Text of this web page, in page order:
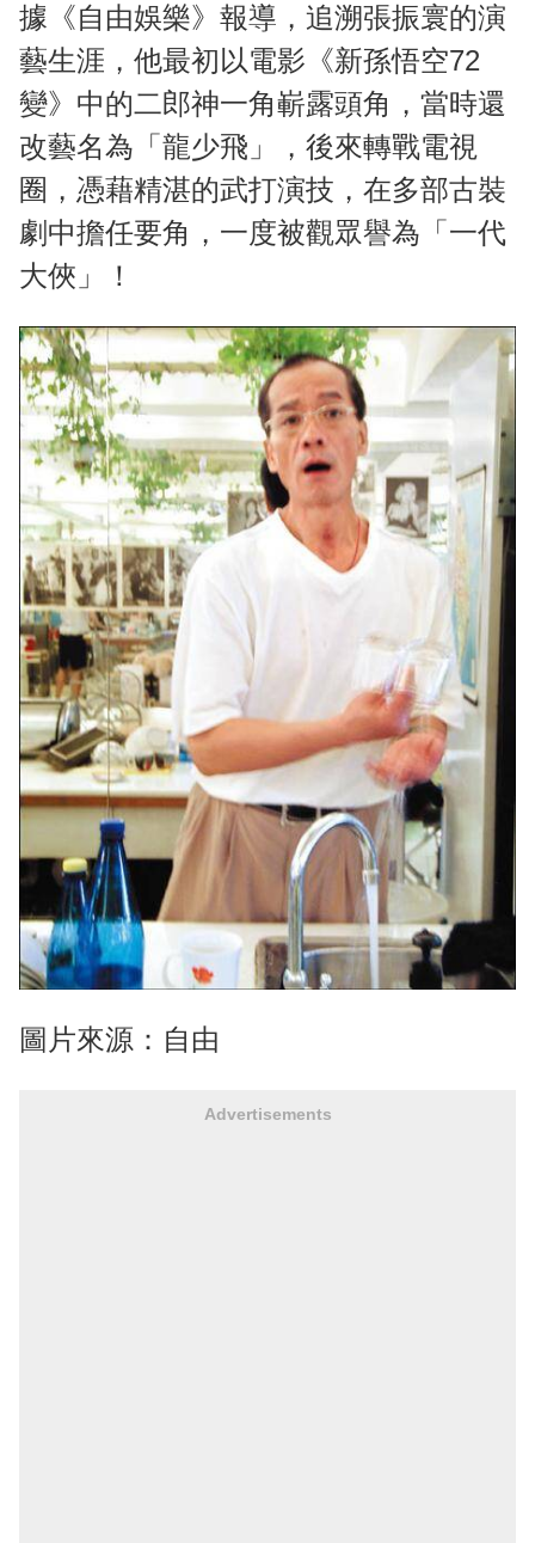
據《自由娛樂》報導，追溯張振寰的演
藝生涯，他最初以電影《新孫悟空72
變》中的二郎神一角嶄露頭角，當時還
改藝名為「龍少飛」，後來轉戰電視
圈，憑藉精湛的武打演技，在多部古裝
劇中擔任要角，一度被觀眾譽為「一代
大俠」！
圖片來源：自由
Advertisements